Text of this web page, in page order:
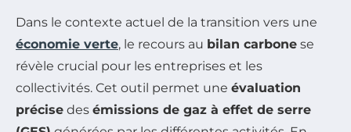
Dans le contexte actuel de la transition vers une
économie verte, le recours au bilan carbone se
révèle crucial pour les entreprises et les
collectivités. Cet outil permet une évaluation
précise des émissions de gaz à effet de serre